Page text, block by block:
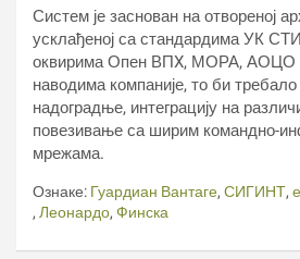
Систем је заснован на отвореној
усклађеној са стандардима УК
оквирима Опен ВПX, МОРА, АОЦО
наводима компаније, то би
надоградње, интеграцију на
повезивање са ширим командно-
мрежама.
Ознаке: Гуардиан Вантаге, СИГИНТ,
, Леонардо, Финска